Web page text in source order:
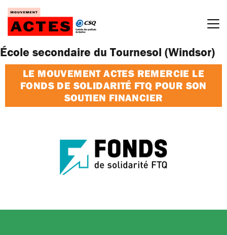
Passer
contenu
École secondaire du Tournesol (Windsor)
LE MOUVEMENT ACTES REMERCIE LE
FONDS DE SOLIDARITÉ FTQ POUR SON
SOUTIEN FINANCIER